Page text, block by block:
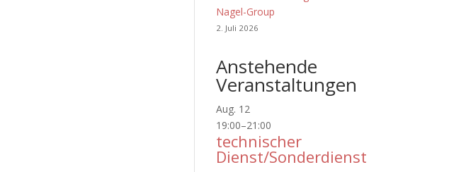
Nagel-Group
2. Juli 2026
Anstehende
Veranstaltungen
Aug. 12
19:00–21:00
technischer
Dienst/Sonderdienst